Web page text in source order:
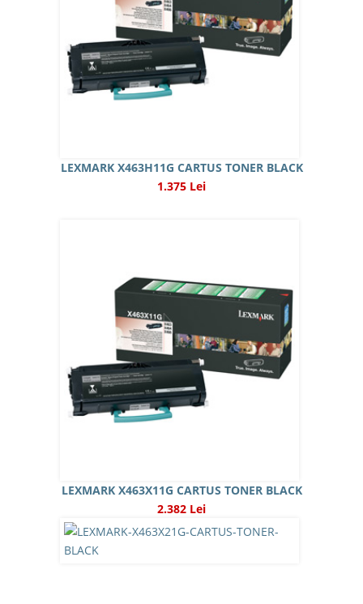
LEXMARK X463H11G CARTUS TONER BLACK
1.375 Lei
LEXMARK X463X11G CARTUS TONER BLACK
2.382 Lei